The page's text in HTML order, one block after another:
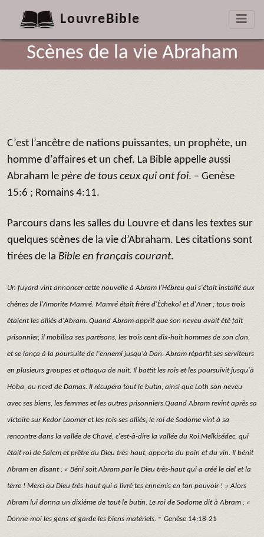
LouvreBible
Scènes de la vie Abraham
C’est l’ancêtre de nations puissantes, un prophète, un
homme d’affaires et un chef. La Bible appelle aussi
Abraham le père de tous ceux qui ont foi. – Genèse
15:6 ; Romains 4:11.
Parcours dans les salles du Louvre et dans les textes sur
quelques scènes de la vie d’Abraham. Les citations sont
tirées de la Bible en français courant.
Un fuyard vint annoncer cette nouvelle à Abram l'Hébreu qui s'était installé aux
chênes de l'Amorite Mamré. Mamré était frère d'Èchekol et d'Aner ; tous trois
étaient les alliés d'Abram. Quand Abram apprit que son neveu avait été fait
prisonnier, il mobilisa ses partisans, les trois cent dix-huit hommes de son clan,
et se lança à la poursuite de l'ennemi jusqu'à Dan. Abram répartit ses serviteurs
en plusieurs groupes et attaqua de nuit. Il battit les rois et les poursuivit jusqu'à
Hoba, au nord de Damas. Il récupéra tout le butin, ainsi que Loth son neveu
avec ses biens, les femmes et les autres prisonniers.Quand Abram revint après sa
victoire sur Kedor-Laomer et les rois ses alliés, le roi de Sodome vint à sa
rencontre dans la vallée de Chavé, c'est-à-dire la vallée du Roi.Melkisédec, qui
était roi de Salem et prêtre du Dieu très-haut, apporta du pain et du vin. Il bénit
Abram en disant : « Béni soit Abram par le Dieu très-haut qui a créé le ciel et la
terre ! Merci au Dieu très-haut qui a livré tes ennemis en ton pouvoir ! » Alors
Abram lui donna un dixième de tout le butin. Le roi de Sodome dit à Abram : «
Donne-moi les gens et garde les biens matériels. - Genèse 14:18-21